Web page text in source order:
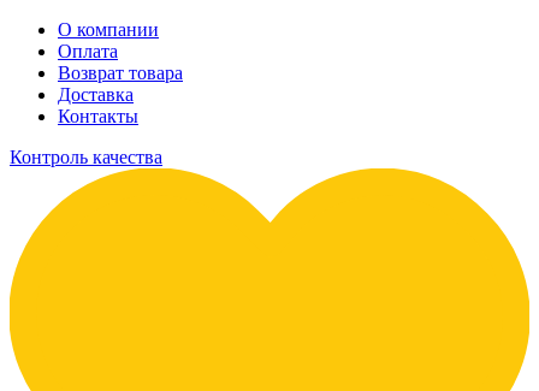
О компании
Оплата
Возврат товара
Доставка
Контакты
Контроль качества